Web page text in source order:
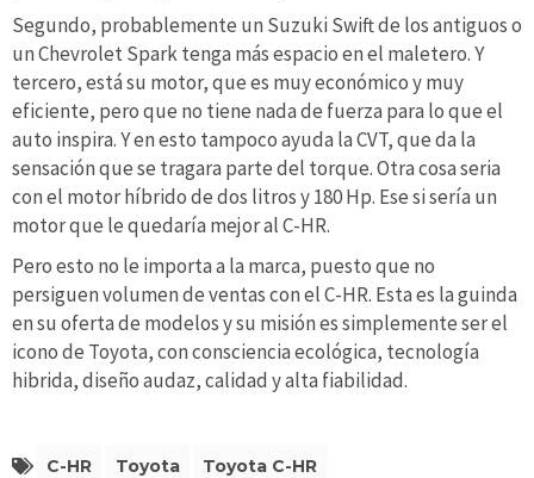
Segundo, probablemente un Suzuki Swift de los antiguos o
un Chevrolet Spark tenga más espacio en el maletero. Y
tercero, está su motor, que es muy económico y muy
eficiente, pero que no tiene nada de fuerza para lo que el
auto inspira. Y en esto tampoco ayuda la CVT, que da la
sensación que se tragara parte del torque. Otra cosa seria
con el motor híbrido de dos litros y 180 Hp. Ese si sería un
motor que le quedaría mejor al C-HR.
Pero esto no le importa a la marca, puesto que no
persiguen volumen de ventas con el C-HR. Esta es la guinda
en su oferta de modelos y su misión es simplemente ser el
icono de Toyota, con consciencia ecológica, tecnología
hibrida, diseño audaz, calidad y alta fiabilidad.
C-HR Toyota Toyota C-HR